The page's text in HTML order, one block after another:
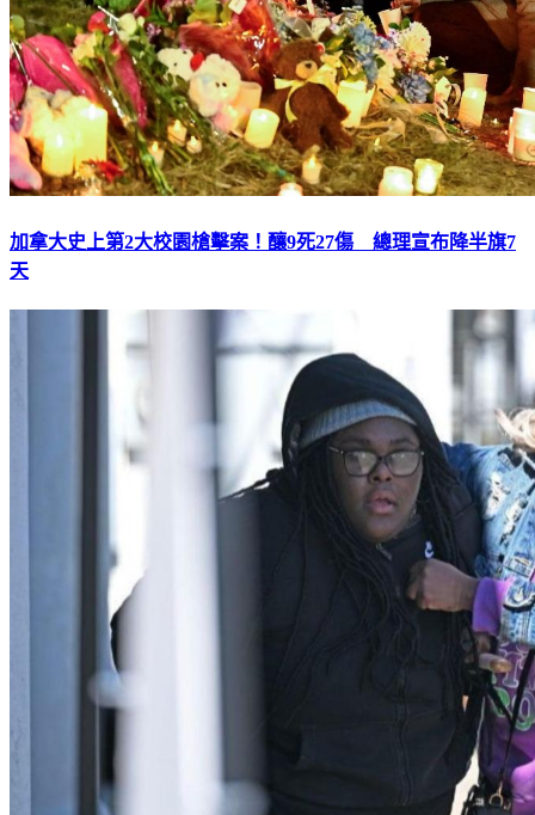
加拿大史上第2大校園槍擊案！釀9死27傷 總理宣布降半旗7
天